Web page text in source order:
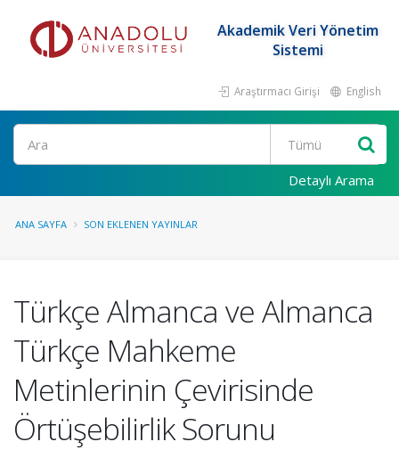
Akademik Veri Yönetim
Sistemi
Araştırmacı Girişi English
Ara
Detaylı Arama
ANA SAYFA SON EKLENEN YAYINLAR
Türkçe Almanca ve Almanca
Türkçe Mahkeme
Metinlerinin Çevirisinde
Örtüşebilirlik Sorunu